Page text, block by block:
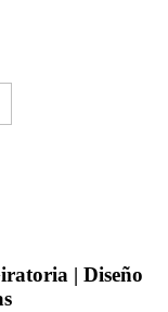
| Diseño